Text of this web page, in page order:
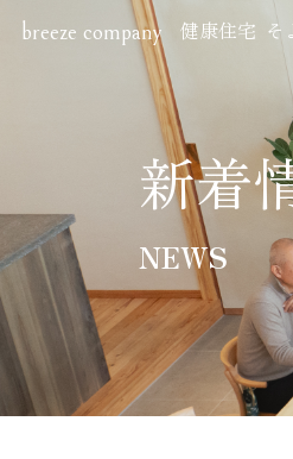
breeze company 健康住宅 そ
新着
NEWS